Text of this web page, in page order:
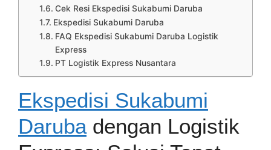
Cek Resi Ekspedisi Sukabumi Daruba
Ekspedisi Sukabumi Daruba
FAQ Ekspedisi Sukabumi Daruba Logistik
Express
PT Logistik Express Nusantara
Ekspedisi Sukabumi
Darubadengan Logistik